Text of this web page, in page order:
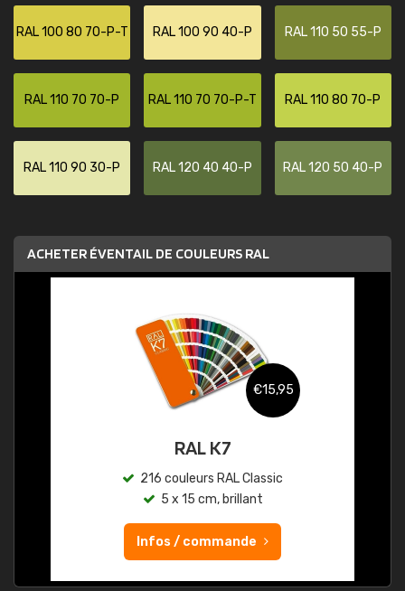
RAL 100 80 70-P-T RAL 100 90 40-P RAL 110 50 55-P
RAL 110 70 70-P RAL 110 70 70-P-T RAL 110 80 70-P
RAL 110 90 30-P RAL 120 40 40-P RAL 120 50 40-P
ACHETER ÉVENTAIL DE COULEURS RAL
€15,95
RAL K7
216 couleurs RAL Classic
5 x 15 cm, brillant
Infos / commande